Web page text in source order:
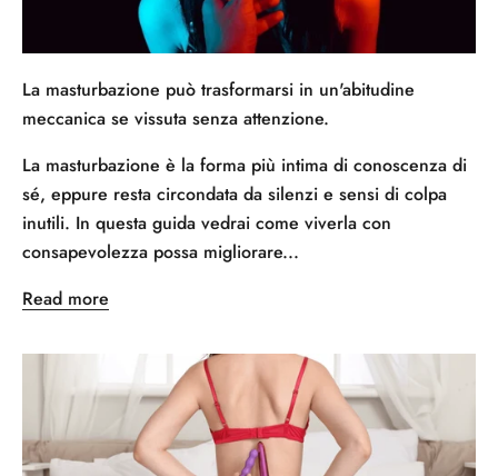
La masturbazione può trasformarsi in un'abitudine
meccanica se vissuta senza attenzione.
La masturbazione è la forma più intima di conoscenza di
sé, eppure resta circondata da silenzi e sensi di colpa
inutili. In questa guida vedrai come viverla con
consapevolezza possa migliorare...
Read more